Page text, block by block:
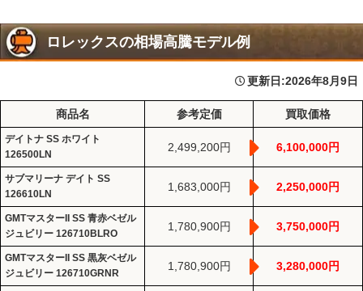
ロレックスの相場高騰モデル例
更新日:2026年8月9日
商品名 参考定価 買取価格
デイトナ SS ホワイト
126500LN
2,499,200円 6,100,000円
サブマリーナ デイト SS
126610LN
1,683,000円 2,250,000円
GMTマスターII SS 青赤ベゼル
ジュビリー 126710BLRO
1,780,900円 3,750,000円
GMTマスターII SS 黒灰ベゼル
ジュビリー 126710GRNR
1,780,900円 3,280,000円